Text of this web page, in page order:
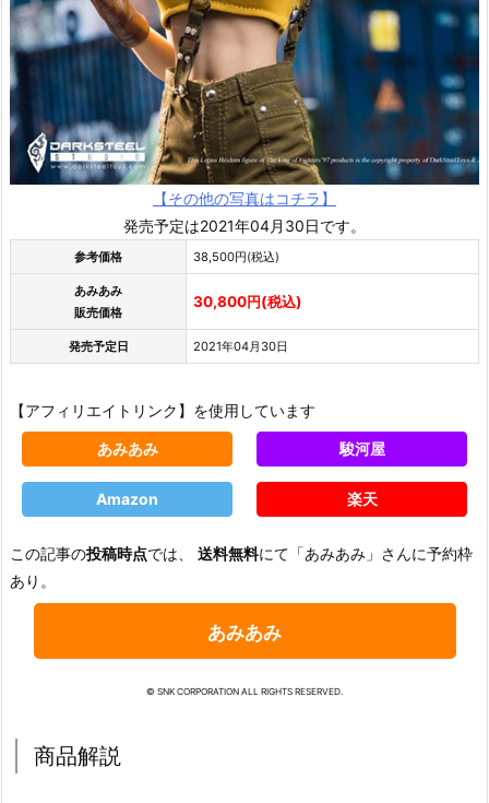
【その他の写真はコチラ】
発売予定は2021年04月30日です。
参考価格 38,500円(税込)
あみあみ
販売価格
30,800円(税込)
発売予定日 2021年04月30日
【アフィリエイトリンク】を使用しています
あみあみ 駿河屋
Amazon 楽天
この記事の投稿時点では、 送料無料にて「あみあみ」さんに予約枠
あり。
あみあみ
© SNK CORPORATION ALL RIGHTS RESERVED.
商品解説